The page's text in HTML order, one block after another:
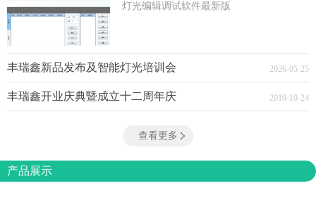
灯光编辑调试软件最新版
丰瑞鑫新品发布及智能灯光培训会 2026-05-25
丰瑞鑫开业庆典暨成立十二周年庆 2019-10-24
查看更多
产品展示